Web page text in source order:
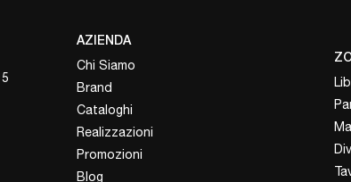
AZIENDA
Chi Siamo
Brand
Cataloghi
Realizzazioni
Promozioni
Blog